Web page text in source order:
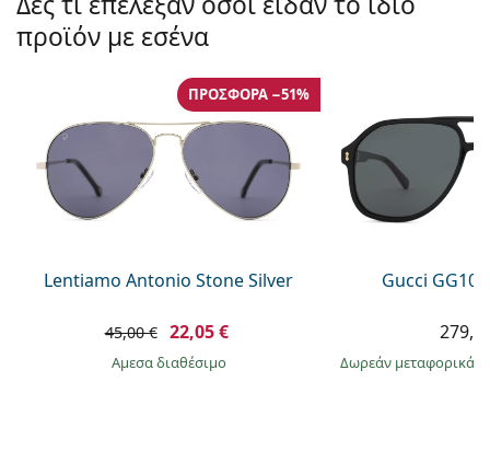
Όλες οι μάρκες
Persol
Όλες οι μάρκες
Όλα τα υγρά φακών
προϊόν με εσένα
Lentiamo Antonio Stone Silver
ΠΡΟΣΦΟΡΆ −51%
45,00 € 22,05 €
άμεσα διαθέσιμο
Gucci
Δωρεάν μεταφορικά